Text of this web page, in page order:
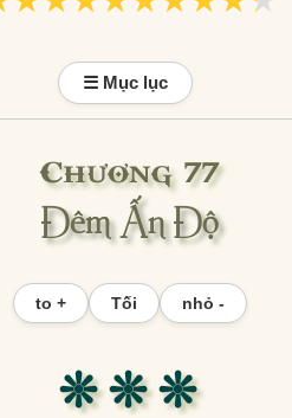
☰ Mục lục
Chương 77
Đêm Ấn Độ
to + Tối nhỏ -
❊ ❊ ❊